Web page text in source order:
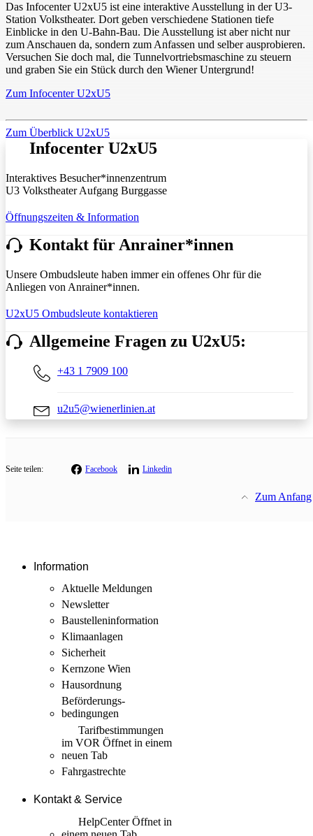
Das Infocenter U2xU5 ist eine interaktive Ausstellung in der U3-
Station Volkstheater. Dort geben verschiedene Stationen tiefe
Einblicke in den U-Bahn-Bau. Die Ausstellung ist aber nicht nur
zum Anschauen da, sondern zum Anfassen und selber ausprobieren.
Versuchen Sie doch mal, die Tunnelvortriebsmaschine zu steuern
und graben Sie ein Stück durch den Wiener Untergrund!
Zum Infocenter U2xU5
Zum Überblick U2xU5
Infocenter U2xU5
Interaktives Besucher*innenzentrum
U3 Volkstheater Aufgang Burggasse
Öffnungszeiten & Information
Kontakt für Anrainer*innen
Unsere Ombudsleute haben immer ein offenes Ohr für die
Anliegen von Anrainer*innen.
U2xU5 Ombudsleute kontaktieren
Allgemeine Fragen zu U2xU5:
+43 1 7909 100
u2u5@wienerlinien.at
Seite teilen: Facebook Linkedin
Zum Anfang
Information
Aktuelle Meldungen
Newsletter
Baustellen­information
Klimaanlagen
Sicherheit
Kernzone Wien
Hausordnung
Beförderungs­
bedingungen
Tarif­bestimmungen
im VOR Öffnet in einem
neuen Tab
Fahrgastrechte
Kontakt & Service
HelpCenterÖffnet in